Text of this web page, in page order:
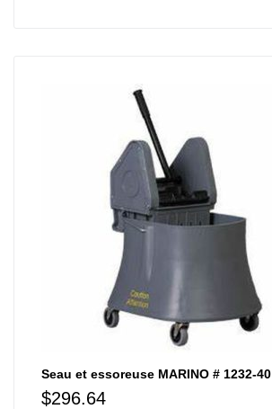
Seau et essoreuse MARINO # 1232-40
$296.64